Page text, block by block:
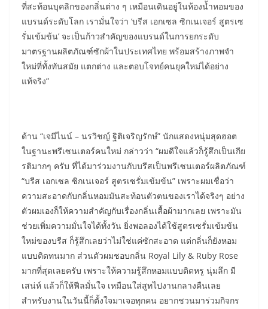
ที่สะท้อนบุคลิกของกลิ่นต่าง ๆ เหมือนเดินอยู่ในห้องน้ำหอมของ
แบรนด์ระดับโลก เรามั่นใจว่า ‘บรีส เอกเซล ซิกเนเจอร์ สูตรเซ
รั่มเข้มข้น’ จะเป็นก้าวสำคัญของแบรนด์ในการยกระดับ
มาตรฐานผลิตภัณฑ์ซักผ้าในประเทศไทย พร้อมสร้างภาพจำ
ใหม่ที่ทั้งทันสมัย แตกต่าง และตอบโจทย์คนยุคใหม่ได้อย่าง
แท้จริง”
ด้าน “เจมีไนน์ – นรวิชญ์ ฐิติเจริญรักษ์” นักแสดงหนุ่มสุดฮอต
ในฐานะพรีเซนเตอร์คนใหม่ กล่าวว่า “ผมดีใจแล้วก็รู้สึกเป็นเกีย
รติมากๆ ครับ ที่ได้มาร่วมงานกับบรีสเป็นพรีเซนเตอร์ผลิตภัณฑ์
“บรีส เอกเซล ซิกเนเจอร์ สูตรเซรั่มเข้มข้น” เพราะผมเชื่อว่า
ความสะอาดกับกลิ่นหอมมันสะท้อนตัวตนของเราได้จริงๆ อย่าง
ตัวผมเองก็ให้ความสำคัญกับเรื่องกลิ่นเสื้อผ้ามากเลย เพราะมัน
ช่วยเพิ่มความมั่นใจได้ทั้งวัน ยิ่งพอลองได้ใช้สูตรเซรั่มเข้มข้น
ใหม่ของบรีส ก็รู้สึกเลยว่าไม่ใช่แค่ซักสะอาด แต่กลิ่นก็ยังหอม
แบบติดทนมาก ส่วนตัวผมชอบกลิ่น Royal Lily & Ruby Rose
มากที่สุดเลยครับ เพราะให้ความรู้สึกหอมแบบติดหรู นุ่มลึก มี
เสน่ห์ แล้วก็ให้ฟีลมั่นใจ เหมือนใส่สูทไปงานกลางคืนเลย
สำหรับงานในวันนี้ก็ตั้งใจมาเจอทุกคน อยากชวนมาร่วมกิจกร